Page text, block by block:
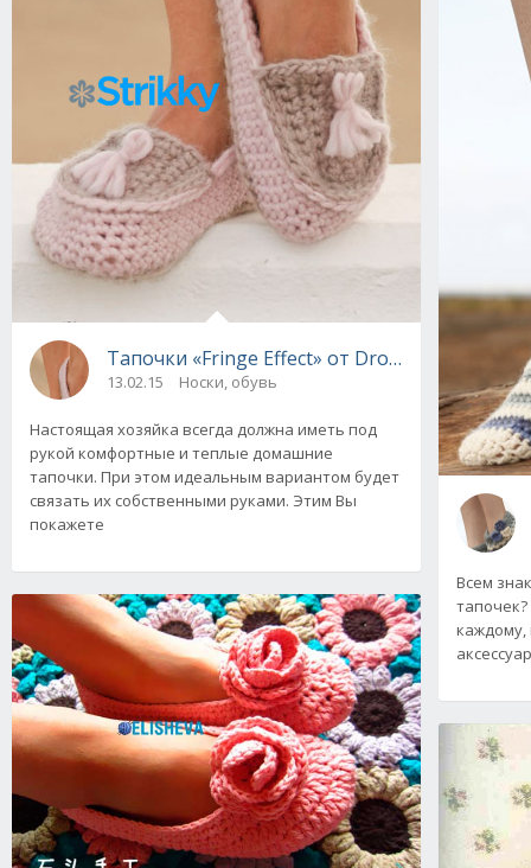
Тапочки «Fringe Effect» от Drops Design,
13.02.15 Носки, обувь
Настоящая хозяйка всегда должна иметь под
рукой комфортные и теплые домашние
тапочки. При этом идеальным вариантом будет
связать их собственными руками. Этим Вы
покажете
Всем